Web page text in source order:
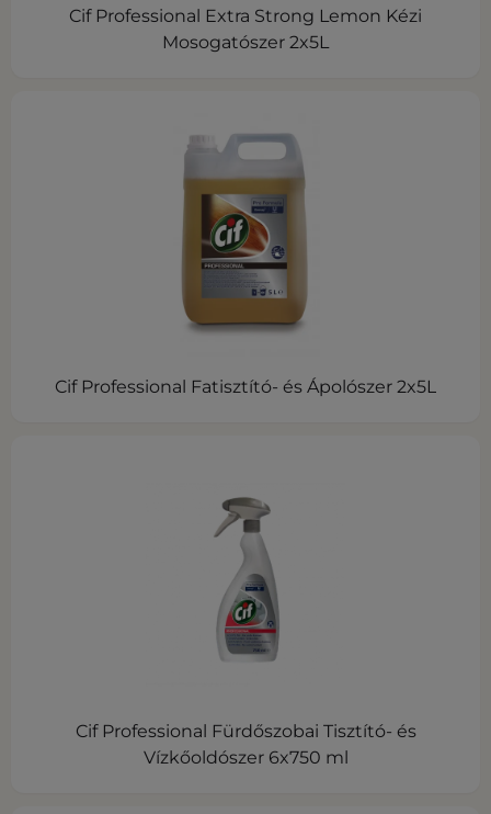
Cif Professional Extra Strong Lemon Kézi
Mosogatószer 2x5L
Cif Professional Fatisztító- és Ápolószer 2x5L
Cif Professional Fürdőszobai Tisztító- és
Vízkőoldószer 6x750 ml